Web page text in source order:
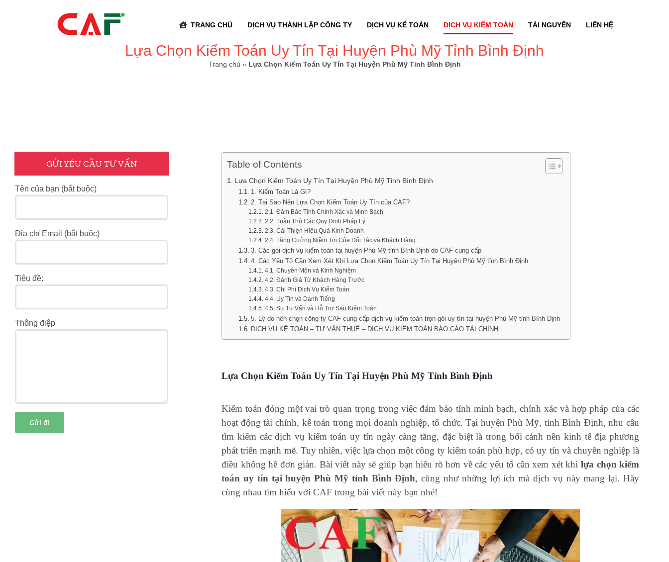
TRANG CHỦ DỊCH VỤ THÀNH LẬP CÔNG TY DỊCH VỤ KẾ TOÁN DỊCH VỤ KIỂM TOÁN TÀI NGUYÊN LIÊN HỆ
Lựa Chọn Kiểm Toán Uy Tín Tại Huyện Phù Mỹ Tỉnh Bình Định
Trang chủ » Lựa Chọn Kiểm Toán Uy Tín Tại Huyện Phù Mỹ Tỉnh Bình Định
Table of Contents
Lựa Chọn Kiểm Toán Uy Tín Tại Huyện Phù Mỹ Tỉnh Bình Định
1. Kiểm Toán Là Gì?
2. Tại Sao Nên Lựa Chọn Kiểm Toán Uy Tín của CAF?
2.1. Đảm Bảo Tính Chính Xác và Minh Bạch
2.2. Tuân Thủ Các Quy Định Pháp Lý
2.3. Cải Thiện Hiệu Quả Kinh Doanh
2.4. Tăng Cường Niềm Tin Của Đối Tác và Khách Hàng
3. Các gói dịch vụ kiểm toán tại huyện Phù Mỹ tỉnh Bình Định do CAF cung cấp
4. Các Yếu Tố Cần Xem Xét Khi Lựa Chọn Kiểm Toán Uy Tín Tại Huyện Phù Mỹ tỉnh Bình Định
4.1. Chuyên Môn và Kinh Nghiệm
4.2. Đánh Giá Từ Khách Hàng Trước
4.3. Chi Phí Dịch Vụ Kiểm Toán
4.4. Uy Tín và Danh Tiếng
4.5. Sự Tư Vấn và Hỗ Trợ Sau Kiểm Toán
5. Lý do nên chọn công ty CAF cung cấp dịch vụ kiểm toán trọn gói uy tín tại huyện Phù Mỹ tỉnh Bình Định
DỊCH VỤ KẾ TOÁN – TƯ VẤN THUẾ – DỊCH VỤ KIỂM TOÁN BÁO CÁO TÀI CHÍNH
Lựa Chọn Kiểm Toán Uy Tín Tại Huyện Phù Mỹ Tỉnh Bình Định
Kiểm toán đóng một vai trò quan trọng trong việc đảm bảo tính minh bạch, chính xác và hợp pháp của các
hoạt động tài chính, kế toán trong mọi doanh nghiệp, tổ chức. Tại huyện Phù Mỹ, tỉnh Bình Định, nhu cầu
tìm kiếm các dịch vụ kiểm toán uy tín ngày càng tăng, đặc biệt là trong bối cảnh nền kinh tế địa phương
phát triển mạnh mẽ. Tuy nhiên, việc lựa chọn một công ty kiểm toán phù hợp, có uy tín và chuyên nghiệp là
điều không hề đơn giản. Bài viết này sẽ giúp bạn hiểu rõ hơn về các yếu tố cần xem xét khi lựa chọn kiểm
toán uy tín tại huyện Phù Mỹ tỉnh Bình Định, cũng như những lợi ích mà dịch vụ này mang lại. Hãy
cùng nhau tìm hiểu với CAF trong bài viết này bạn nhé!
GỬI YÊU CẦU TƯ VẤN
Tên của bạn (bắt buộc)
Địa chỉ Email (bắt buộc)
Tiêu đề:
Thông điệp